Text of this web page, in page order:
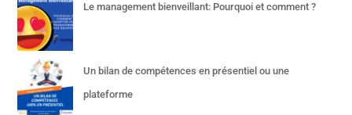
Le management bienveillant: Pourquoi et comment ?
Un bilan de compétences en présentiel ou une
plateforme